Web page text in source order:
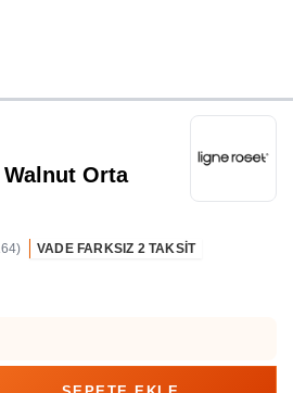
Orta
VADE FARKSIZ 2 TAKSİT